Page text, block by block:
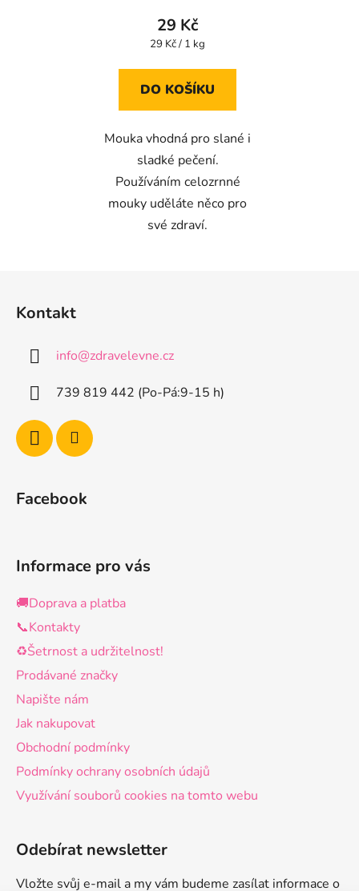
29 Kč
Měrná
29 Kč / 1 kg
DO KOŠÍKU
Mouka vhodná pro slané i
sladké pečení.
Používáním celozrnné
mouky uděláte něco pro
své zdraví.
Kontakt
info@zdravelevne.cz
739 819 442 (Po-Pá:9-15 h)
Facebook
Informace pro vás
🚚Doprava a platba
📞Kontakty
♻️Šetrnost a udržitelnost!
Prodávané značky
Napište nám
Jak nakupovat
Obchodní podmínky
Podmínky ochrany osobních údajů
Využívání souborů cookies na tomto webu
Odebírat newsletter
Vložte svůj e-mail a my vám budeme zasílat informace o